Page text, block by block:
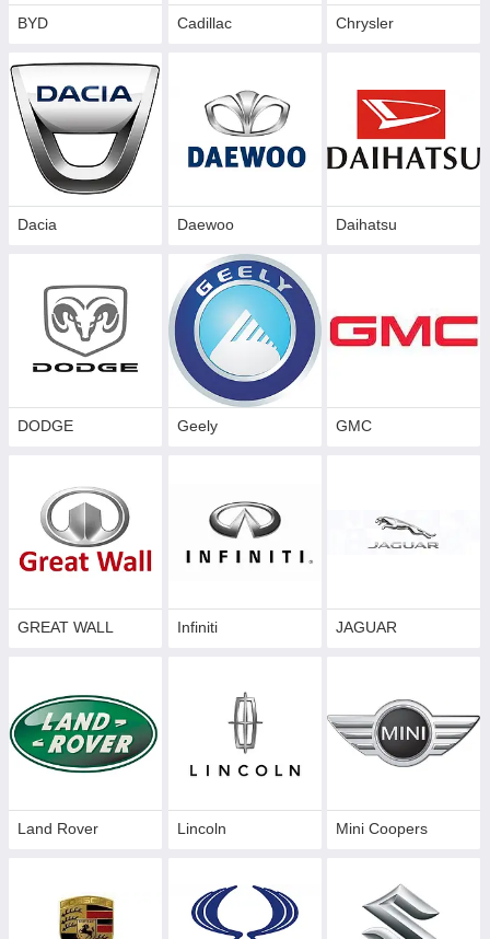
BYD Cadillac Сhrysler
Dacia Daewoo Daihatsu
DODGE Geely GMC
GREAT WALL Infiniti JAGUAR
Land Rover Lincoln Mini Coopers